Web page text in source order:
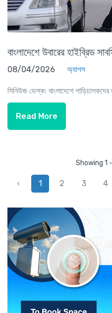
বাংলাদেশে উবারের হাইব্রিড
08/04/2026 অ্যাপস
সিনিউজ ডেস্ক: বাংলাদেশে গাড়িচালকদের
Read More
Showing 1
‹ 1 2 3 4